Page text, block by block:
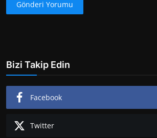
Gönderi Yorumu
Bizi Takip Edin
Facebook
Twitter